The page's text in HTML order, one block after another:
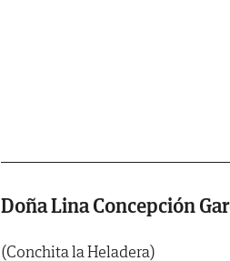
Doña Lina Concepción
(Conchita la Heladera)